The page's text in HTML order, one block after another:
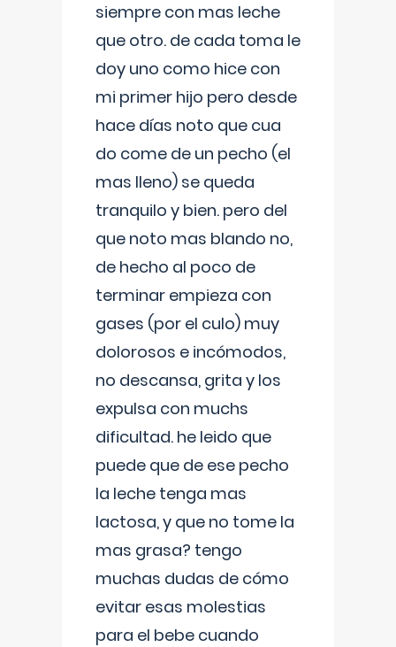
siempre con mas leche
que otro. de cada toma le
doy uno como hice con
mi primer hijo pero desde
hace días noto que cua
do come de un pecho (el
mas lleno) se queda
tranquilo y bien. pero del
que noto mas blando no,
de hecho al poco de
terminar empieza con
gases (por el culo) muy
dolorosos e incómodos,
no descansa, grita y los
expulsa con muchs
dificultad. he leido que
puede que de ese pecho
la leche tenga mas
lactosa, y que no tome la
mas grasa? tengo
muchas dudas de cómo
evitar esas molestias
para el bebe cuando